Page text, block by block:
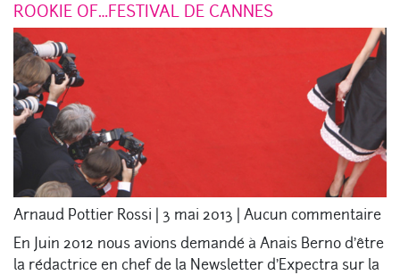
ROOKIE OF…FESTIVAL DE CANNES
Arnaud Pottier Rossi | 3 mai 2013 | Aucun commentaire
En Juin 2012 nous avions demandé à Anais Berno d’être
la rédactrice en chef de la Newsletter d’Expectra sur la